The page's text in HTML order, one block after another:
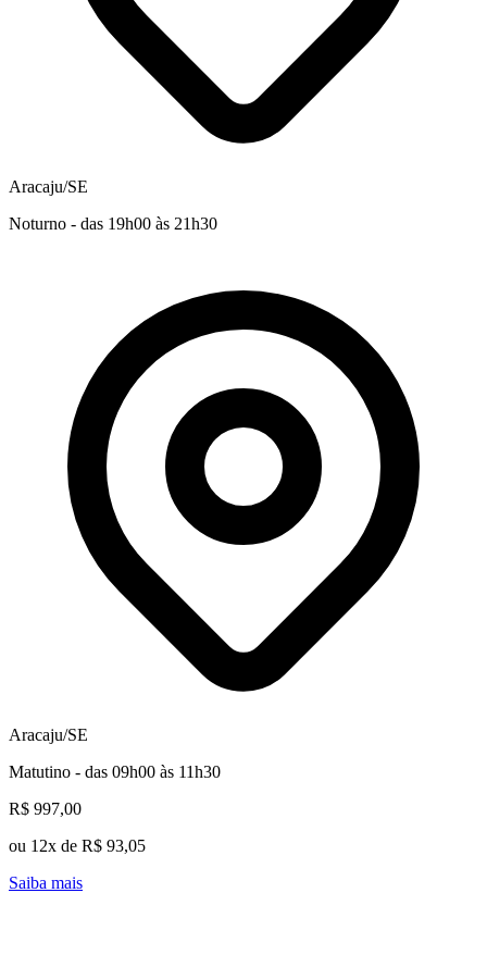
Aracaju/SE
Noturno - das 19h00 às 21h30
Aracaju/SE
Matutino - das 09h00 às 11h30
R$ 997,00
ou 12x de R$ 93,05
Saiba mais